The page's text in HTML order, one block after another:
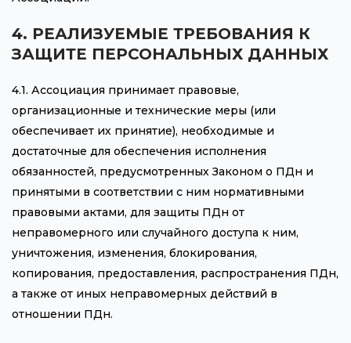
4. РЕАЛИЗУЕМЫЕ ТРЕБОВАНИЯ К
ЗАЩИТЕ ПЕРСОНАЛЬНЫХ ДАННЫХ
4.1. Ассоциация принимает правовые,
организационные и технические меры (или
обеспечивает их принятие), необходимые и
достаточные для обеспечения исполнения
обязанностей, предусмотренных Законом о ПДн и
принятыми в соответствии с ним нормативными
правовыми актами, для защиты ПДн от
неправомерного или случайного доступа к ним,
уничтожения, изменения, блокирования,
копирования, предоставления, распространения ПДн,
а также от иных неправомерных действий в
отношении ПДн.